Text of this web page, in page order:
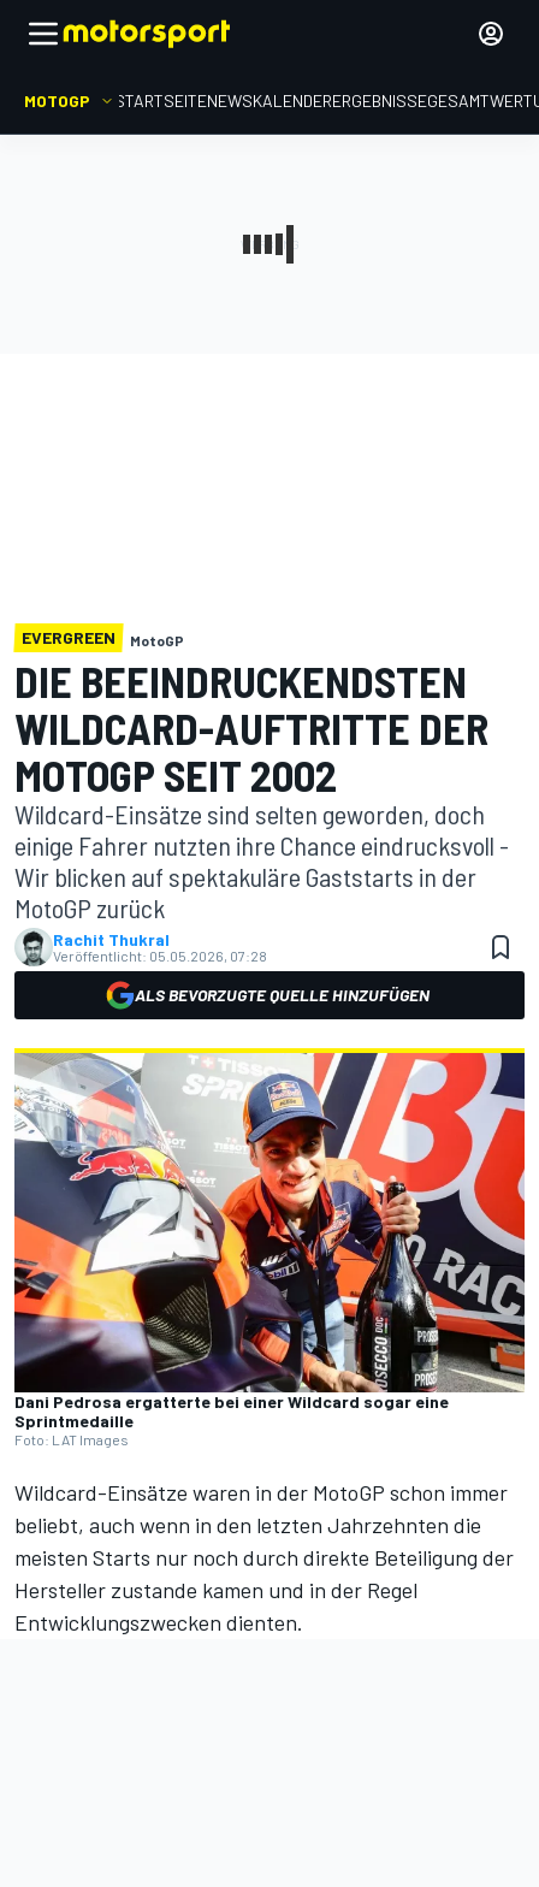
MOTOGP STARTSEITENEWSKALENDERERGEBNISSE
EVERGREEN MotoGP
DIE BEEINDRUCKENDSTEN
WILDCARD-AUFTRITTE DER
MOTOGP SEIT 2002
Wildcard-Einsätze sind selten geworden, doch
einige Fahrer nutzten ihre Chance eindrucksvoll -
Wir blicken auf spektakuläre Gaststarts in der
MotoGP zurück
Rachit Thukral
Veröffentlicht: 05.05.2026, 07:28
ALS BEVORZUGTE QUELLE HINZUFÜGEN
Dani Pedrosa ergatterte bei einer Wildcard sogar eine
Sprintmedaille
Foto: LAT Images
Wildcard-Einsätze waren in der MotoGP schon immer
beliebt, auch wenn in den letzten Jahrzehnten die
meisten Starts nur noch durch direkte Beteiligung der
Hersteller zustande kamen und in der Regel
Entwicklungszwecken dienten.